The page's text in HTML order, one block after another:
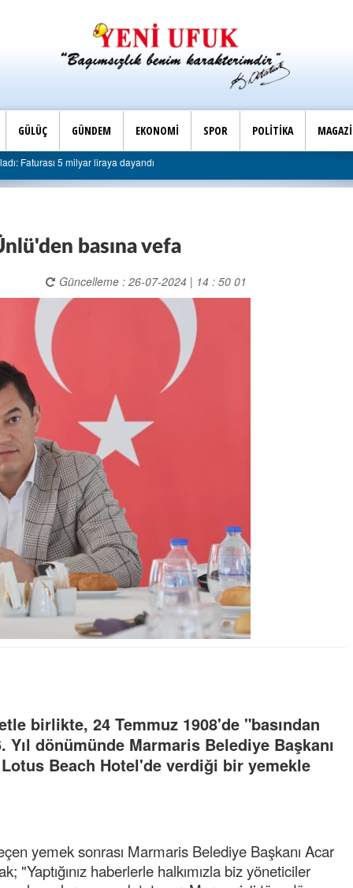
GÜLÜÇ GÜNDEM EKONOMİ SPOR POLİTİKA
milyar liraya dayandı Son Dakika |
basına vefa
Güncelleme : 26-07-2024 | 14 : 50 01
birlikte, 24 Temmuz 1908'de "basından
Yıl dönümünde Marmaris Belediye Başkanı
Beach Hotel'de verdiği bir yemekle
yemek sonrası Marmaris Belediye Başkanı Acar
"Yaptığınız haberlerle halkımızla biz yöneticiler